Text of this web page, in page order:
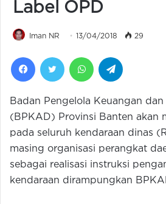
Label OPD
Iman NR 13/04/2018 29
FacebookTwitter WhatsApp
Badan Pengelola Keuangan
(BPKAD) Provinsi Banten akan
pada seluruh kendaraan dinas
masing organisasi perangkat
sebagai realisasi instruksi
kendaraan dirampungkan